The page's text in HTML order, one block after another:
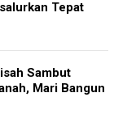
Tepat
Sambut
Mari Bangun